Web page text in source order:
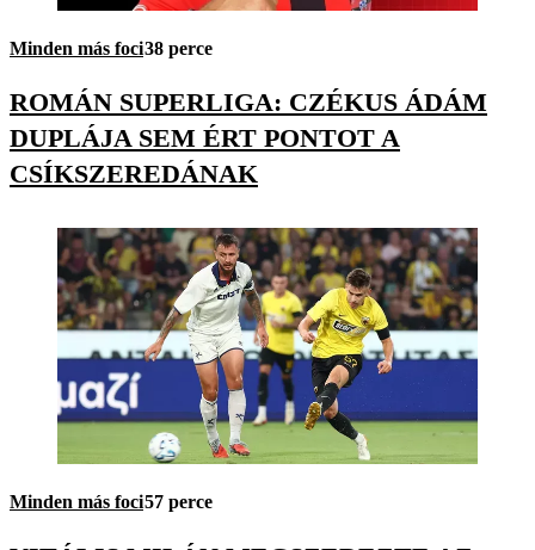
Minden más foci38 perce
ROMÁN SUPERLIGA: CZÉKUS ÁDÁM
DUPLÁJA SEM ÉRT PONTOT A
CSÍKSZEREDÁNAK
Minden más foci57 perce